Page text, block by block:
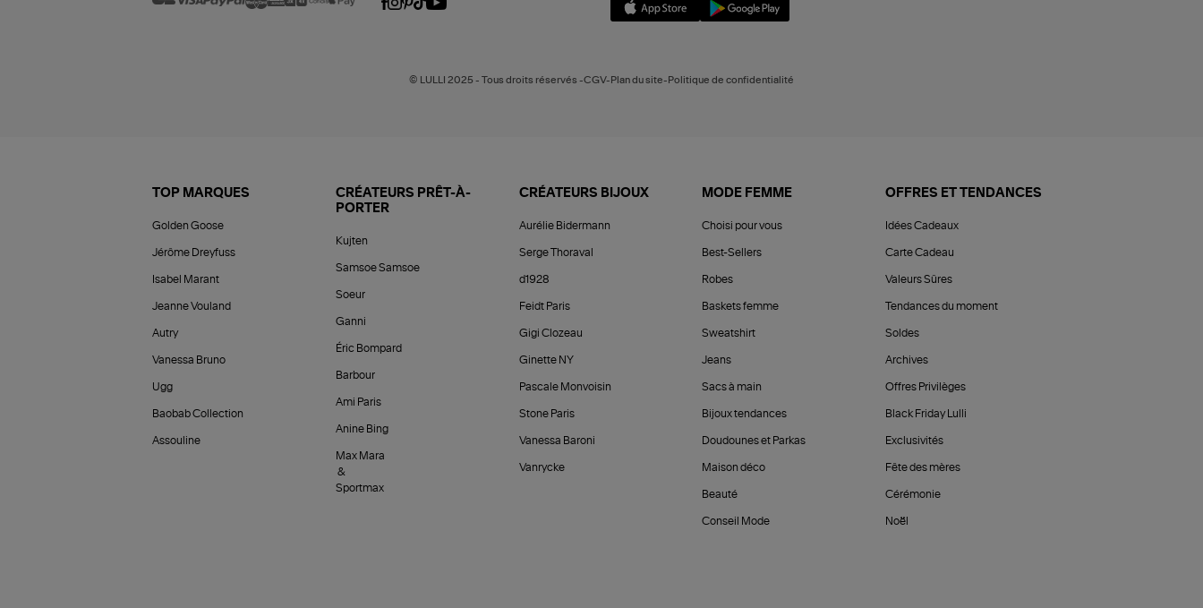
© LULLI 2025 - Tous droits réservés -CGV-Plan du site-Politique de confidentialité
TOP MARQUES
Golden Goose
Jérôme Dreyfuss
Isabel Marant
Jeanne Vouland
Autry
Vanessa Bruno
Ugg
Baobab Collection
Assouline
CRÉATEURS PRÊT-À-
PORTER
Kujten
Samsoe Samsoe
Soeur
Ganni
Éric Bompard
Barbour
Ami Paris
Anine Bing
Max Mara
&
Sportmax
CRÉATEURS BIJOUX
Aurélie Bidermann
Serge Thoraval
d1928
Feidt Paris
Gigi Clozeau
Ginette NY
Pascale Monvoisin
Stone Paris
Vanessa Baroni
Vanrycke
MODE FEMME
Choisi pour vous
Best-Sellers
Robes
Baskets femme
Sweatshirt
Jeans
Sacs à main
Bijoux tendances
Doudounes et Parkas
Maison déco
Beauté
Conseil Mode
OFFRES ET TENDANCES
Idées Cadeaux
Carte Cadeau
Valeurs Sûres
Tendances du moment
Soldes
Archives
Offres Privilèges
Black Friday Lulli
Exclusivités
Fête des mères
Cérémonie
Noël